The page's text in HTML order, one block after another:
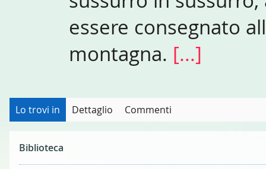
essere consegnato
montagna. [...]
Lo trovi in Dettaglio Commenti
Biblioteca